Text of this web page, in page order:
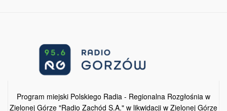
Program miejski Polskiego Radia - Regionalna Rozgłośnia w
Zielonej Górze "Radio Zachód S.A." w likwidacji w Zielonej Górze